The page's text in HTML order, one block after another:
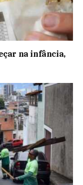
na infância,